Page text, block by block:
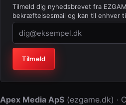
Tilmeld dig nyhedsbrevet fra
bekræftelsesmail og kan til enhver
Virksomhed (lad feltet stå tomt)
Tilmeld
Apex Media ApS (ezgame.dk) ·